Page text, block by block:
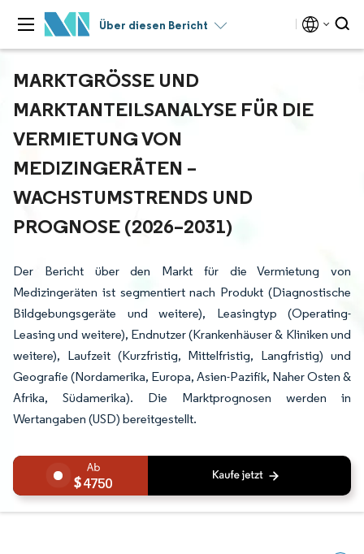
Über diesen Bericht
MARKTGRÖSSE UND M
ARKTANTEILSANALYSE FÜR DIE V
ERMIETUNG VON M
EDIZINGERÄTEN – W
ACHSTUMSTRENDS UND P
ROGNOSE (2026–2031)
Der Bericht über den Markt für die Vermietung von
Medizingeräten ist segmentiert nach Produkt (Diagnostische
Bildgebungsgeräte und weitere), Leasingtyp (Operating-
Leasing und weitere), Endnutzer (Krankenhäuser & Kliniken und
weitere), Laufzeit (Kurzfristig, Mittelfristig, Langfristig) und
Geografie (Nordamerika, Europa, Asien-Pazifik, Naher Osten &
Afrika, Südamerika). Die Marktprognosen werden in
Wertangaben (USD) bereitgestellt.
4750